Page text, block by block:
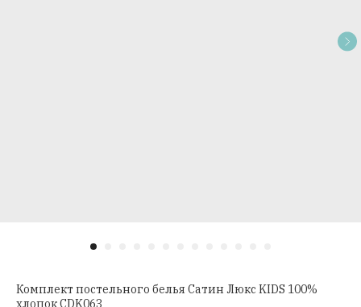
Комплект постельного белья Сатин Люкс KIDS 100%
хлопок CDK063